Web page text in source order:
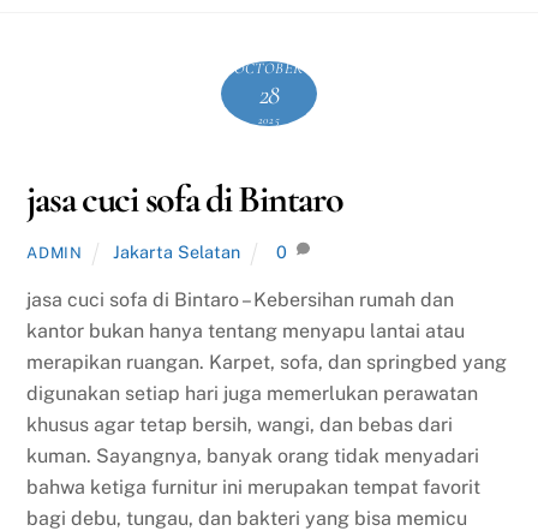
OCTOBER
28
2025
jasa cuci sofa di Bintaro
ADMIN Jakarta Selatan 0
jasa cuci sofa di Bintaro – Kebersihan rumah dan
kantor bukan hanya tentang menyapu lantai atau
merapikan ruangan. Karpet, sofa, dan springbed yang
digunakan setiap hari juga memerlukan perawatan
khusus agar tetap bersih, wangi, dan bebas dari
kuman. Sayangnya, banyak orang tidak menyadari
bahwa ketiga furnitur ini merupakan tempat favorit
bagi debu, tungau, dan bakteri yang bisa memicu